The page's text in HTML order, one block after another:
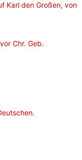
Karl den Großen, von
Chr. Geb.